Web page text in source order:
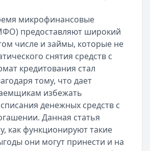
2025 г.
000 ₽ на карту: свежая
рублей на карту прямо сегодня?
2025 г.
клиентов МФО с iPhone: что
2025 года владельцы iPhone
2025 г.
микрофинансовые
предоставляют широкий
числе и займы, которые не
снятия средств с
кредитования стал
тому, что дает
избежать
денежных средств с
Данная статья
как функционируют такие
они могут принести и на